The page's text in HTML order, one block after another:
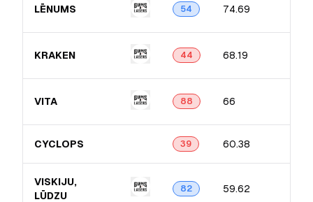
LĒNUMS 54 74.69
KRAKEN 44 68.19
VITA 88 66
CYCLOPS 39 60.38
VISKIJU,
LŪDZU
82 59.62